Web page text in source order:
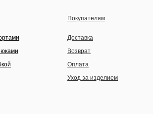
Доставка
Возврат
Оплата
Уход за изделием
Покупателям